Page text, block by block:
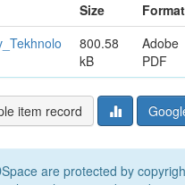
Size
Format
800.58
kB
Adobe
PDF
item record
are protected by